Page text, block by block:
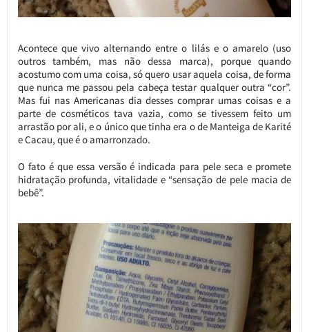
Acontece que vivo alternando entre o lilás e o amarelo (uso
outros também, mas não dessa marca), porque quando
acostumo com uma coisa, só quero usar aquela coisa, de forma
que nunca me passou pela cabeça testar qualquer outra “cor”.
Mas fui nas Americanas dia desses comprar umas coisas e a
parte de cosméticos tava vazia, como se tivessem feito um
arrastão por ali, e o único que tinha era o de Manteiga de Karité
e Cacau, que é o amarronzado.
O fato é que essa versão é indicada para pele seca e promete
hidratação profunda, vitalidade e “sensação de pele macia de
bebê”.